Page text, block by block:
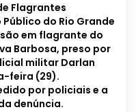
Flagrantes
do Rio Grande
em flagrante do
Barbosa, preso por
militar Darlan
feira (29).
por policiais e a
denúncia.